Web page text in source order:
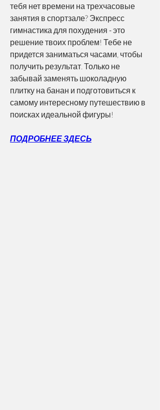
тебя нет времени на трехчасовые
занятия в спортзале? Экспресс
гимнастика для похудения - это
решение твоих проблем! Тебе не
придется заниматься часами, чтобы
получить результат. Только не
забывай заменять шоколадную
плитку на банан и подготовиться к
самому интересному путешествию в
поисках идеальной фигуры!
ПОДРОБНЕЕ ЗДЕСЬ